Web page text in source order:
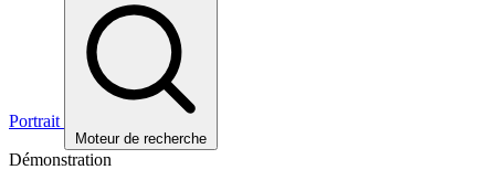
Portrait
Moteur de recherche
Démonstration